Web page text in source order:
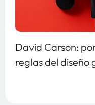
David Carson:
reglas del diseño